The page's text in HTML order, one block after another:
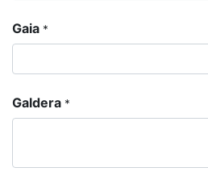
Gaia *
Galdera *